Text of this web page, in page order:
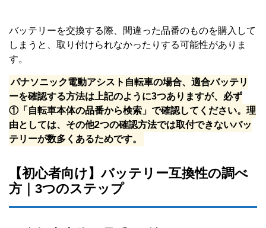
バッテリーを交換する際、間違った品番のものを購入して
しまうと、取り付けられなかったりする可能性がありま
す。
パナソニック電動アシスト自転車の場合、適合バッテリ
ーを確認する方法は上記のように3つありますが、必ず
①「自転車本体の品番から検索」で確認してください。理
由としては、その他2つの確認方法では取付できないバッ
テリーが数多くあるためです。
【初心者向け】バッテリー互換性の調べ
方｜3つのステップ